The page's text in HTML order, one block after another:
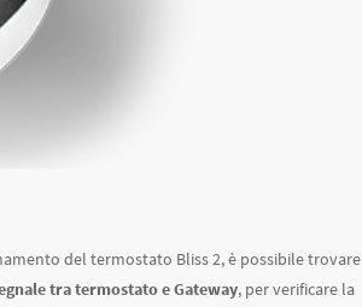
del termostato Bliss 2, è possibile trovare
tra termostato e Gateway, per verificare la